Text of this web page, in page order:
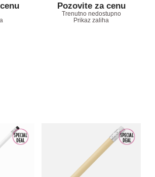
Pozovite za cenu
Trenutno nedostupno
Prikaz zaliha